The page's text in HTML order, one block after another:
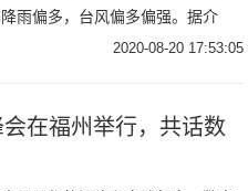
雨偏多，台风偏多偏强。据介
更全面应对防汛工作，目前福建省
2020-08-20 17:53:05
在福州举行，共话数